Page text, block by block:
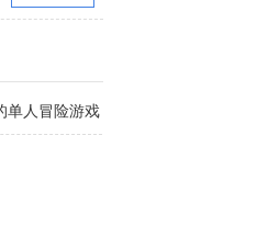
单人冒险游戏